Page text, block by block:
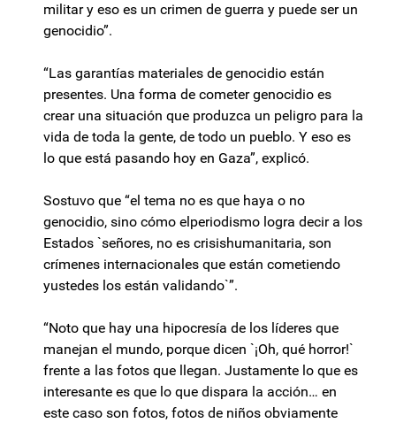
militar y eso es un crimen de guerra y puede ser un
genocidio”.
“Las garantías materiales de genocidio están
presentes. Una forma de cometer genocidio es
crear una situación que produzca un peligro para la
vida de toda la gente, de todo un pueblo. Y eso es
lo que está pasando hoy en Gaza”, explicó.
Sostuvo que “el tema no es que haya o no
genocidio, sino cómo elperiodismo logra decir a los
Estados `señores, no es crisishumanitaria, son
crímenes internacionales que están cometiendo
yustedes los están validando`”.
“Noto que hay una hipocresía de los líderes que
manejan el mundo, porque dicen `¡Oh, qué horror!`
frente a las fotos que llegan. Justamente lo que es
interesante es que lo que dispara la acción… en
este caso son fotos, fotos de niños obviamente